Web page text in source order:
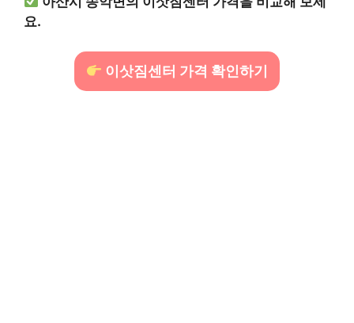
요.
이삿짐센터 가격 확인하기